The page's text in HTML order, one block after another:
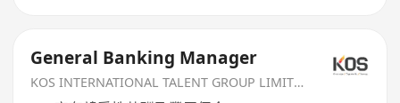
General Banking Manager
KOS INTERNATIONAL TALENT GROUP LIMITED